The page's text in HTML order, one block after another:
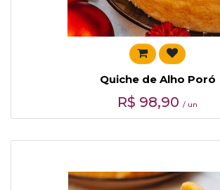
Quiche de Alho Poró
R$ 98,90 / un